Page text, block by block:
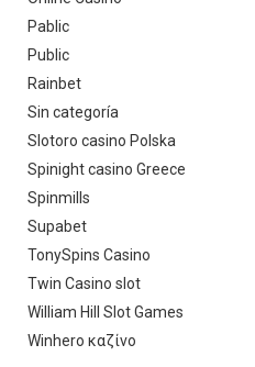
Pablic
Public
Rainbet
Sin categoría
Slotoro casino Polska
Spinight casino Greece
Spinmills
Supabet
TonySpins Casino
Twin Casino slot
William Hill Slot Games
Winhero καζίνο